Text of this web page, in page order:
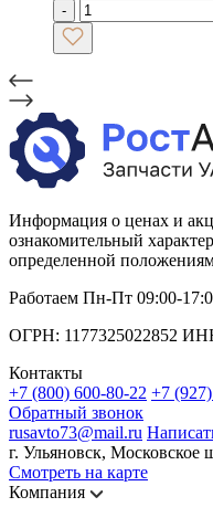
-
Информация о ценах и
ознакомительный
определенной
Работаем Пн-Пт 09:00-
ОГРН: 1177325022852
Контакты
+7 (800) 600-80-22 +7
Обратный звонок
rusavto73@mail.ru
г. Ульяновск, Московское
Смотреть на карте
Компания